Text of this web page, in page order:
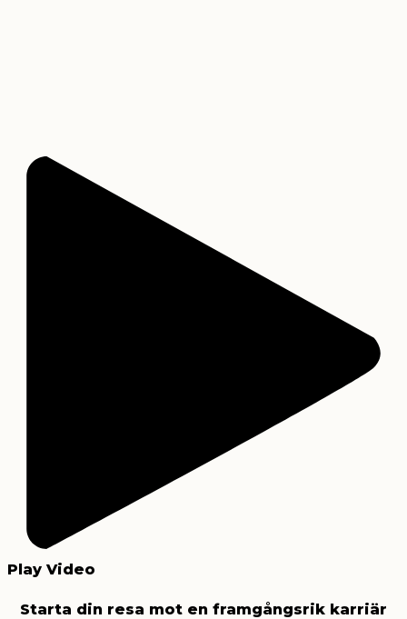
Play Video
Starta din resa mot en framgångsrik karriär